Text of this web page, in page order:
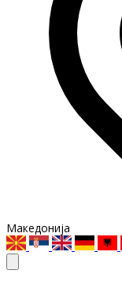
Македонија